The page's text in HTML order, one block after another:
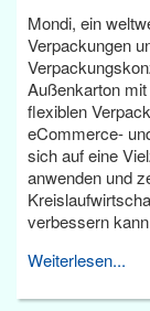
Mondi, ein
Verpackungen
Außenkarton
flexiblen
eCommerce-
sich auf eine
anwenden und
verbessern
Weiterlesen...